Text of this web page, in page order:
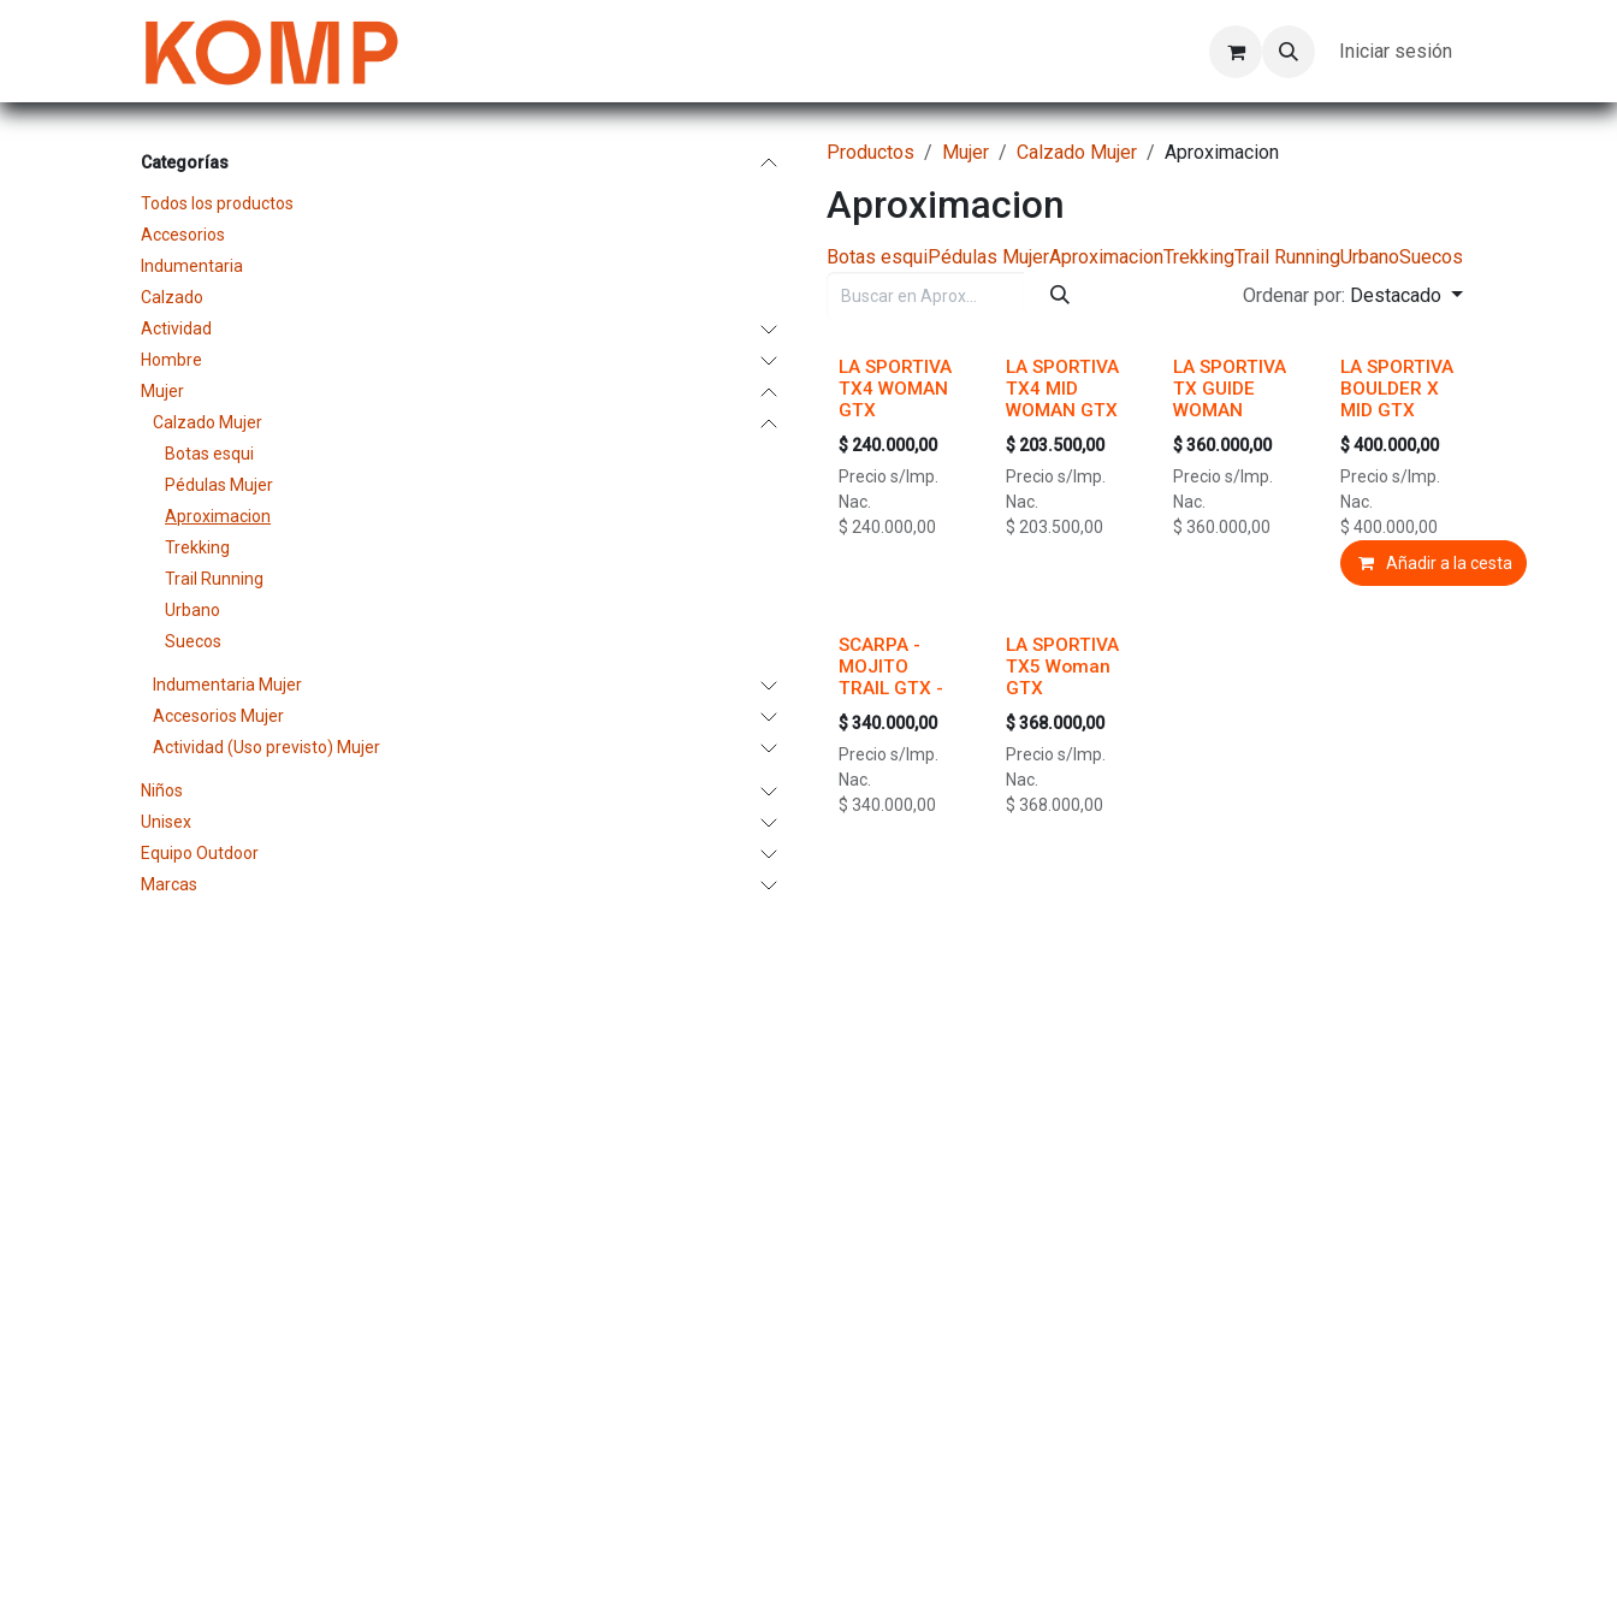
Trabajos Iniciar sesión
Categorías
Todos los productos
Accesorios
Indumentaria
Calzado
Actividad
Hombre
Mujer
Calzado Mujer
Botas esqui
Pédulas Mujer
Aproximacion
Trekking
Trail Running
Urbano
Suecos
Indumentaria Mujer
Accesorios Mujer
Actividad (Uso previsto) Mujer
Niños
Unisex
Equipo Outdoor
Marcas
Productos Mujer Calzado Mujer Aproximacion
Aproximacion
Botas esquiPédulas MujerAproximacionTrekkingTrail RunningUrbanoSuecos
Ordenar por: Destacado
LA SPORTIVA
TX4 WOMAN
GTX
$ 240.000,00
Precio s/Imp.
Nac.
$ 240.000,00
LA SPORTIVA
TX4 MID
WOMAN GTX
$ 203.500,00
Precio s/Imp.
Nac.
$ 203.500,00
LA SPORTIVA
TX GUIDE
WOMAN
$360.000,00
Precio s/Imp.
Nac.
$ 360.000,00
LA SPORTIVA
BOULDER X
MID GTX
$400.000,00
Precio s/Imp.
Nac.
$ 400.000,00
Añadir a la cesta
SCARPA -
MOJITO
TRAIL GTX -
$340.000,00
Precio s/Imp.
Nac.
$ 340.000,00
LA SPORTIVA
TX5 Woman
GTX
$368.000,00
Precio s/Imp.
Nac.
$ 368.000,00